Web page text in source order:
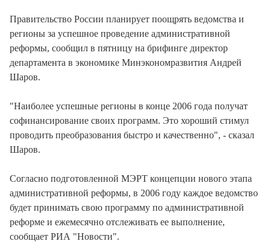
Правительство России планирует поощрять ведомства и
регионы за успешное проведение административной
реформы, сообщил в пятницу на брифинге директор
департамента в экономике Минэкономразвития Андрей
Шаров.
"Наиболее успешные регионы в конце 2006 года получат
софинансирование своих программ. Это хороший стимул
проводить преобразования быстро и качественно", - сказал
Шаров.
Согласно подготовленной МЭРТ концепции нового этапа
административной реформы, в 2006 году каждое ведомство
будет принимать свою программу по административной
реформе и ежемесячно отслеживать ее выполнение,
сообщает РИА "Новости".